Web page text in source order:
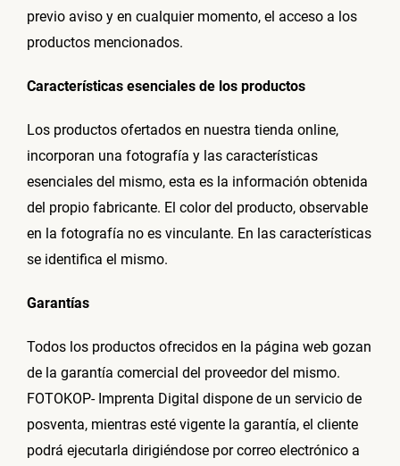
previo aviso y en cualquier momento, el acceso a los
productos mencionados.
Características esenciales de los productos
Los productos ofertados en nuestra tienda online,
incorporan una fotografía y las características
esenciales del mismo, esta es la información obtenida
del propio fabricante. El color del producto, observable
en la fotografía no es vinculante. En las características
se identifica el mismo.
Garantías
Todos los productos ofrecidos en la página web gozan
de la garantía comercial del proveedor del mismo.
FOTOKOP- Imprenta Digital dispone de un servicio de
posventa, mientras esté vigente la garantía, el cliente
podrá ejecutarla dirigiéndose por correo electrónico a